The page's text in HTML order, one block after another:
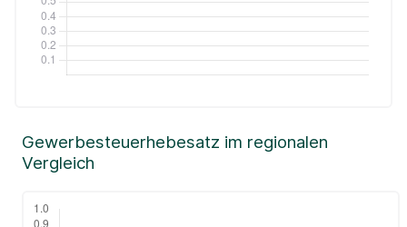
Gewerbesteuerhebesatz im regionalen
Vergleich